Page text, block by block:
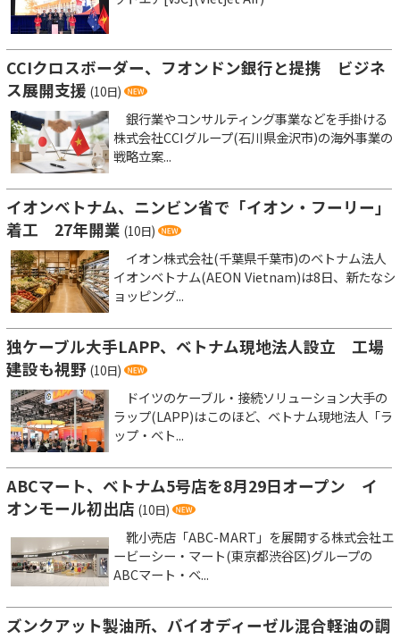
CCIクロスボーダー、フオンドン銀行と提携 ビジネ
ス展開支援 (10日)
銀行業やコンサルティング事業などを手掛ける
株式会社CCIグループ(石川県金沢市)の海外事業の
戦略立案...
イオンベトナム、ニンビン省で「イオン・フーリー」
着工 27年開業 (10日)
イオン株式会社(千葉県千葉市)のベトナム法人
イオンベトナム(AEON Vietnam)は8日、新たなシ
ョッピング...
独ケーブル大手LAPP、ベトナム現地法人設立 工場
建設も視野 (10日)
ドイツのケーブル・接続ソリューション大手の
ラップ(LAPP)はこのほど、ベトナム現地法人「ラ
ップ・ベト...
ABCマート、ベトナム5号店を8月29日オープン イ
オンモール初出店 (10日)
靴小売店「ABC-MART」を展開する株式会社エ
ービーシー・マート(東京都渋谷区)グループの
ABCマート・ベ...
ズンクアット製油所、バイオディーゼル混合軽油の調